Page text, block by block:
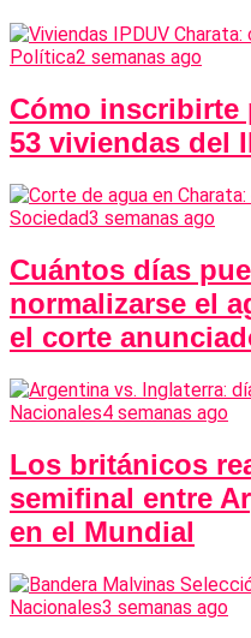
Política2 semanas ago
Cómo inscribirte
53 viviendas del
Sociedad3 semanas ago
Cuántos días
normalizarse el
el corte
Nacionales4 semanas ago
Los británicos
semifinal entre
en el Mundial
Nacionales3 semanas ago